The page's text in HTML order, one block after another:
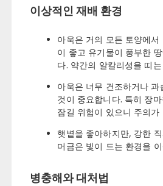
이상적인 재배 환경
아욱은 거의 모든 토양에서
이 좋고 유기물이 풍부한
다. 약간의 알칼리성을 띠
아욱은 너무 건조하거나 과
것이 중요합니다. 특히 장
잠길 위험이 있으니 주의가
햇볕을 좋아하지만, 강한
머금은 빛이 드는 환경을
병충해와 대처법